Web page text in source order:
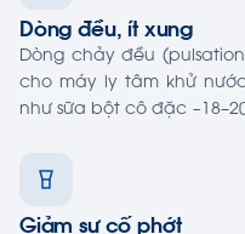
Dòng đều, ít xung
Dòng chảy đều
cho máy ly tâm khử
như sữa bột cô đặc
Giảm sự cố phớt